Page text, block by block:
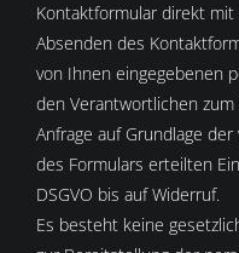
Kontaktformular direkt
Absenden des
von Ihnen eingegebenen
den Verantwortlichen
Anfrage auf Grundlage
des Formulars erteilten
DSGVO bis auf Widerruf.
Es besteht keine